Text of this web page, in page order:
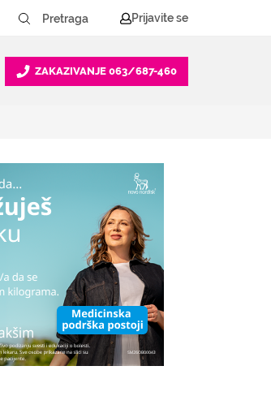
Prijavite se
ZAKAZIVANJE 063/687-460